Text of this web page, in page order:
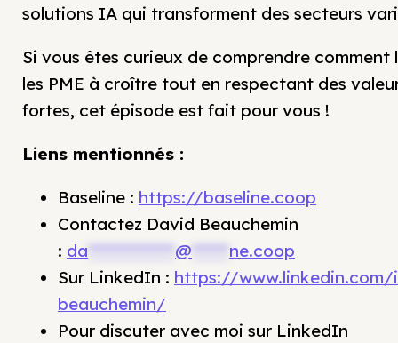
solutions IA qui transforment des secteurs
Si vous êtes curieux de comprendre comment
les PME à croître tout en respectant des
fortes, cet épisode est fait pour vous !
Liens mentionnés :
Baseline : https://baseline.coop
Contactez David Beauchemin
: da @
ne.coop
Sur LinkedIn : https://
beauchemin/
Pour discuter avec moi sur LinkedIn